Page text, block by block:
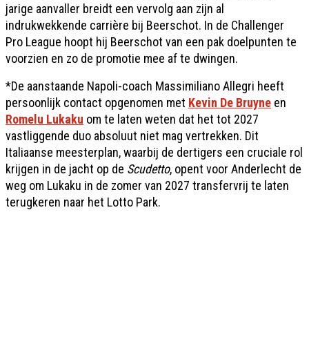
jarige aanvaller breidt een vervolg aan zijn al
indrukwekkende carrière bij Beerschot. In de Challenger
Pro League hoopt hij Beerschot van een pak doelpunten te
voorzien en zo de promotie mee af te dwingen.
*De aanstaande Napoli-coach Massimiliano Allegri heeft
persoonlijk contact opgenomen met Kevin De Bruyne en
Romelu Lukaku om te laten weten dat het tot 2027
vastliggende duo absoluut niet mag vertrekken. Dit
Italiaanse meesterplan, waarbij de dertigers een cruciale rol
krijgen in de jacht op de Scudetto, opent voor Anderlecht de
weg om Lukaku in de zomer van 2027 transfervrij te laten
terugkeren naar het Lotto Park.